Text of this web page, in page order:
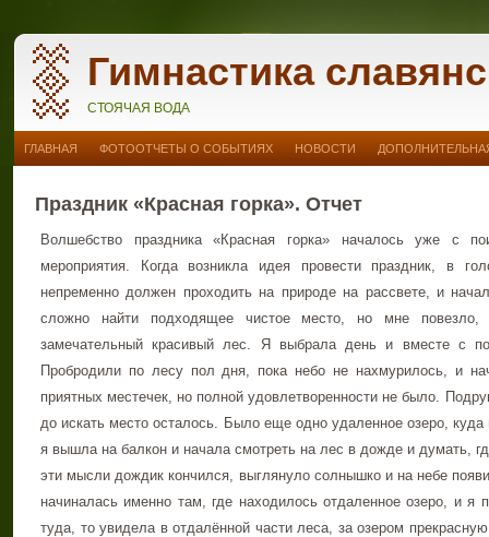
Гимнастика
СТОЯЧАЯ ВОДА
ГЛАВНАЯ ФОТООТЧЕТЫ О СОБЫТИЯХ НОВОСТИ
Праздник «Красная горка». Отчет
Волшебство праздника «Красная горка» началось уже с
мероприятия. Когда возникла идея провести праздник, в
непременно должен проходить на природе на рассвете, и
сложно найти подходящее чистое место, но мне
замечательный красивый лес. Я выбрала день и вместе с
Пробродили по лесу пол дня, пока небо не нахмурилось, и
приятных местечек, но полной удовлетворенности не было.
до искать место осталось. Было еще одно удаленное озеро,
я вышла на балкон и начала смотреть на лес в дожде и думать,
эти мысли дождик кончился, выглянуло солнышко и на небе
начиналась именно там, где находилось отдаленное озеро, и
туда, то увидела в отдалённой части леса, за озером